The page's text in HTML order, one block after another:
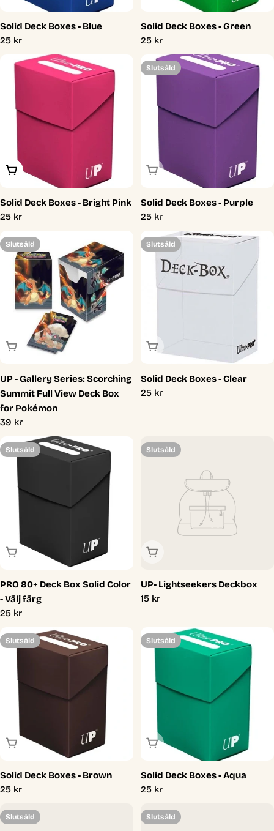
Solid Deck Boxes - Blue
Ordinarie
25 kr
Solid Deck Boxes - Green
Ordinarie
25 kr
Lägg I Varukorg
Solid Deck Boxes - Bright Pink
Ordinarie
25 kr
Slutsåld
Slutsåld
Solid Deck Boxes - Purple
Ordinarie
25 kr
Slutsåld
Slutsåld
UP - Gallery Series: Scorching
Summit Full View Deck Box
for Pokémon
Ordinarie
39 kr
Slutsåld
Slutsåld
Solid Deck Boxes - Clear
Ordinarie
25 kr
Slutsåld
Slutsåld
PRO 80+ Deck Box Solid Color
- Välj färg
Ordinarie
25 kr
Slutsåld
Slutsåld
UP- Lightseekers Deckbox
Ordinarie
15 kr
Slutsåld
Slutsåld
Solid Deck Boxes - Brown
Ordinarie
25 kr
Slutsåld
Slutsåld
Solid Deck Boxes - Aqua
Ordinarie
25 kr
Slutsåld Slutsåld